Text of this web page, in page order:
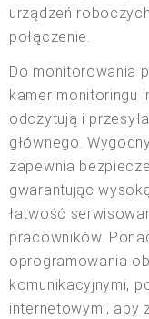
urządzeń
połączenie.
Do monitorowania
kamer monitoringu
odczytują i
głównego.
zapewnia
gwarantując
łatwość
pracowników.
oprogramowania
komunikacyjnymi,
internetowymi, aby